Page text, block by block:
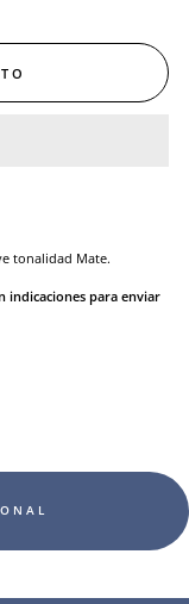
tonalidad Mate.
indicaciones para enviar